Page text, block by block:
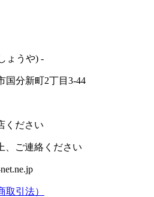
ょうや) -
国分新町2丁目3-44
ください
、ご連絡ください
取引法）